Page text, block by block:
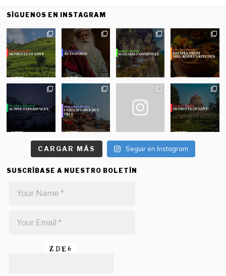
SÍGUENOS EN INSTAGRAM
CARGAR MÁS Seguir en Instagram
SUSCRÍBASE A NUESTRO BOLETÍN